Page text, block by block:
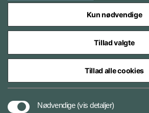
Styrelser og myndigheder under
Kun nødvendige
Tillad valgte
Tillad alle cookies
Nødvendige (vis detaljer)